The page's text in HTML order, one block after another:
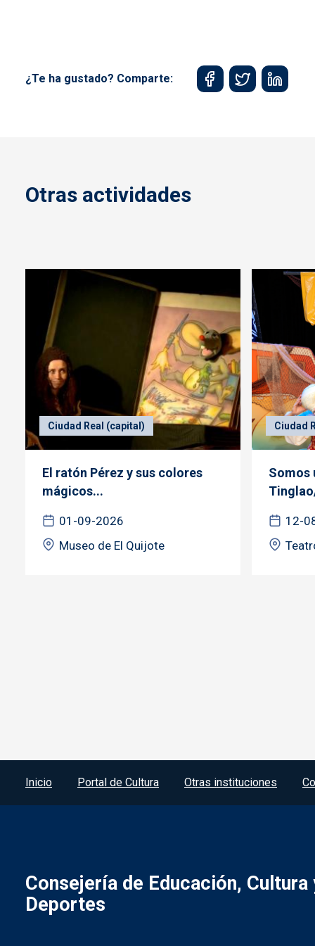
¿Te ha gustado? Comparte:
Otras actividades
Ciudad Real (capital)
El ratón Pérez y sus colores
mágicos...
01-09-2026
Museo de El Quijote
Ciudad
Somos
12-
Menú del pie
Inicio Portal de Cultura Otras instituciones
Consejería de Educación, Cultura
Deportes